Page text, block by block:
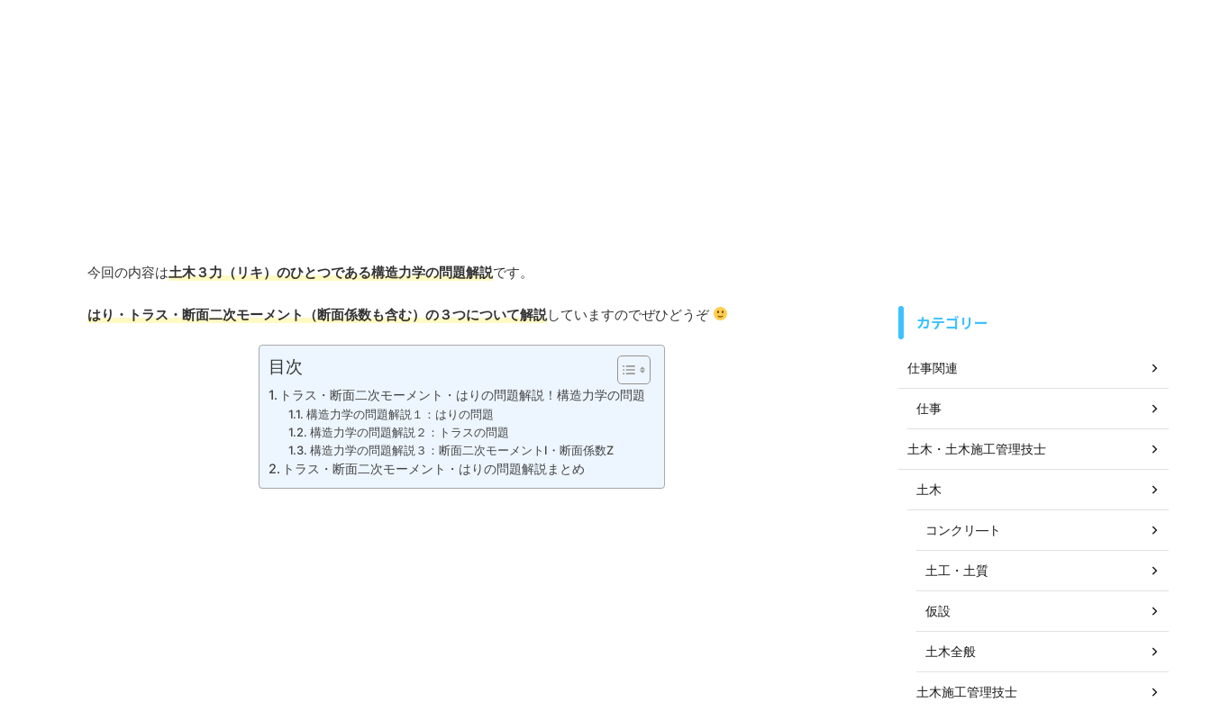
今回の内容は土木３力（リキ）のひとつである構造力学の問題解説です。
はり・トラス・断面二次モーメント（断面係数も含む）の３つについて解説していますのでぜひどうぞ
目次
トラス・断面二次モーメント・はりの問題解説！構造力学の問題
構造力学の問題解説１：はりの問題
構造力学の問題解説２：トラスの問題
構造力学の問題解説３：断面二次モーメントI・断面係数Z
トラス・断面二次モーメント・はりの問題解説まとめ
カテゴリー
仕事関連
仕事
土木・土木施工管理技士
土木
コンクリ―ト
土工・土質
仮設
土木全般
土木施工管理技士